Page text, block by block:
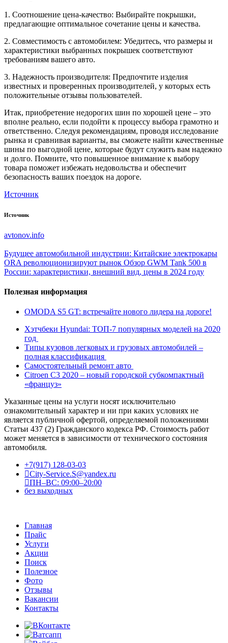
1. Соотношение цена-качество: Выбирайте покрышки,
предлагающие оптимальное сочетание цены и качества.
2. Совместимость с автомобилем: Убедитесь, что размеры и
характеристики выбранных покрышек соответствуют
требованиям вашего авто.
3. Надежность производителя: Предпочтите изделия
известных и проверенных производителей, у которых есть
положительные отзывы пользователей.
Итак, приобретение недорогих шин по хорошей цене – это
вполне реально, если подойти к процессу выбора грамотно и
ответственно. Следуя рекомендациям, проводя исследование
рынка и сравнивая варианты, вы сможете найти качественные
шины по выгодной цене, которые будут служить вам надежно
и долго. Помните, что повышенное внимание к выбору
товара поможет избежать недовольства и обеспечит
безопасность ваших поездок на дороге.
Источник
Источник
avtonov.info
Будущее автомобильной индустрии: Китайские электрокары
ORA революционизируют рынок Обзор GWM Tank 500 в
России: характеристики, внешний вид, цены в 2024 году
Полезная информация
OMODA S5 GT: встречайте нового лидера на дороге!
Хэтчбеки Hyundai: ТОП-7 популярных моделей на 2020
год
Типы кузовов легковых и грузовых автомобилей –
полная классификация
Самостоятельный ремонт авто
Citroen C3 2020 – новый городской субкомпактный
«француз»
Указанные цены на услуги носят исключительно
ознакомительный характер и ни при каких условиях не
является публичной офертой, определяемой положениями
Статьи 437 (2) Гражданского кодекса РФ. Стоимость работ
может меняется в зависимости от технического состояния
автомобиля.
+7(917) 128-03-03
City-Service.S@yandex.ru
ПН–ВС: 09:00–20:00
без выходных
Главная
Прайс
Услуги
Акции
Поиск
Полезное
Фото
Отзывы
Вакансии
Контакты